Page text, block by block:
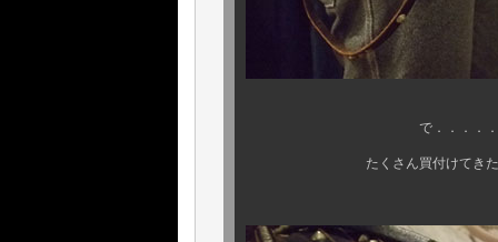
で．．．．．．、せっかく
たくさん買付けてきたんで、こ